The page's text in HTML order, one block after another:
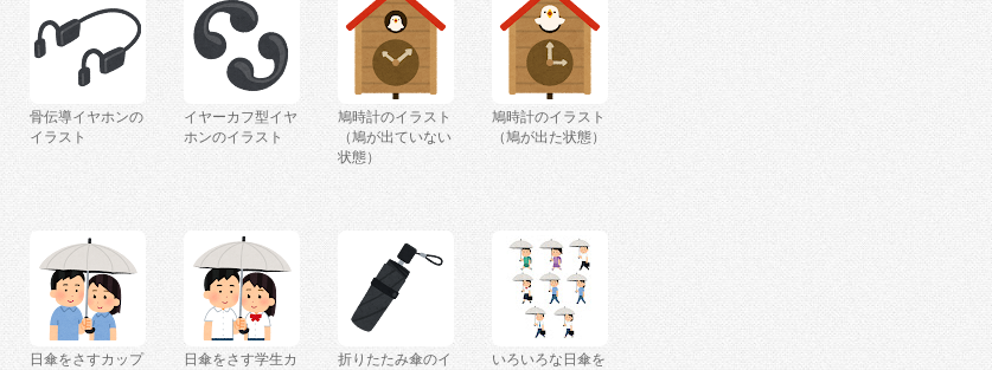
骨伝導イヤホンの
イラスト
イヤーカフ型イヤ
ホンのイラスト
鳩時計のイラスト
（鳩が出ていない
状態）
鳩時計のイラスト
（鳩が出た状態）
日傘をさすカップ
日傘をさす学生カ
折りたたみ傘のイ
いろいろな日傘を